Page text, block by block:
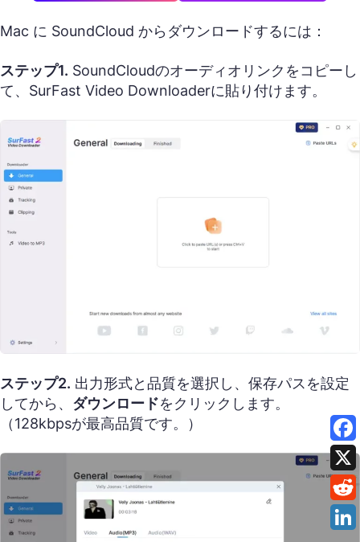
Mac に SoundCloud からダウンロードするには：
ステップ1. SoundCloudのオーディオリンクをコピーし
て、SurFast Video Downloaderに貼り付けます。
ステップ2. 出力形式と品質を選択し、保存パスを設定
してから、 ダウンロードをクリックします。
（128kbpsが最高品質です。）